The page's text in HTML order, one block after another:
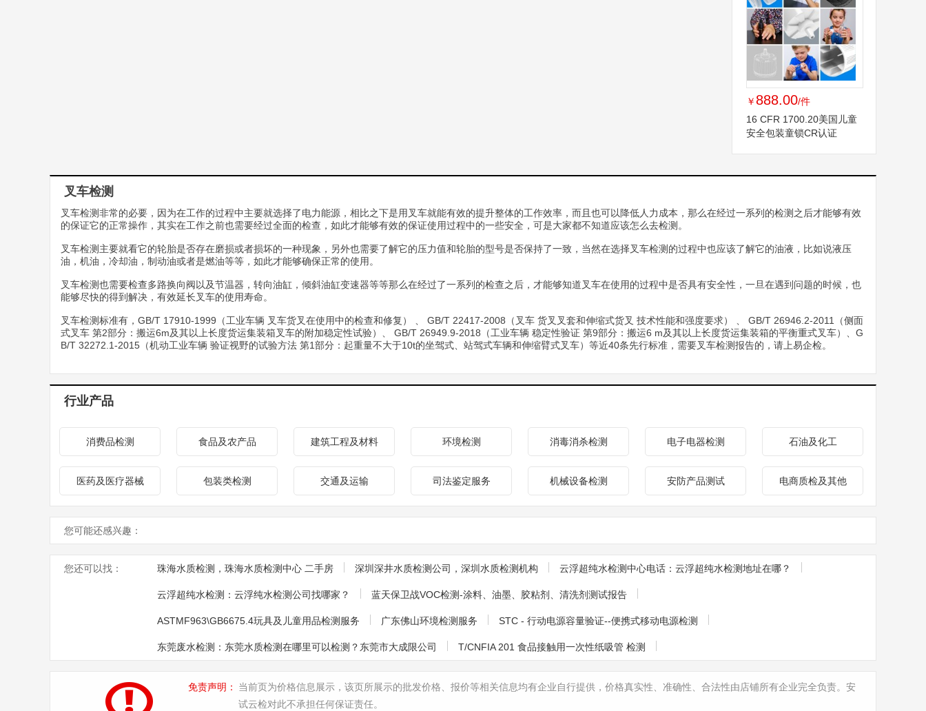
￥ 888.00/件
16 CFR 1700.20美国儿童
安全包装童锁CR认证
叉车检测
叉车检测非常的必要，因为在工作的过程中主要就选择了电力能源，相比之下是用叉车就能有效的提升整体的工作效率，而且也可以降低人力成本，那么在经过一系列的检测之后才能够有效
的保证它的正常操作，其实在工作之前也需要经过全面的检查，如此才能够有效的保证使用过程中的一些安全，可是大家都不知道应该怎么去检测。
叉车检测主要就看它的轮胎是否存在磨损或者损坏的一种现象，另外也需要了解它的压力值和轮胎的型号是否保持了一致，当然在选择叉车检测的过程中也应该了解它的油液，比如说液压
油，机油，冷却油，制动油或者是燃油等等，如此才能够确保正常的使用。
叉车检测也需要检查多路换向阀以及节温器，转向油缸，倾斜油缸变速器等等那么在经过了一系列的检查之后，才能够知道叉车在使用的过程中是否具有安全性，一旦在遇到问题的时候，也
能够尽快的得到解决，有效延长叉车的使用寿命。
叉车检测标准有，GB/T 17910-1999（工业车辆 叉车货叉在使用中的检查和修复） 、 GB/T 22417-2008（叉车 货叉叉套和伸缩式货叉 技术性能和强度要求） 、 GB/T 26946.2-2011（侧面
式叉车 第2部分：搬运6m及其以上长度货运集装箱叉车的附加稳定性试验）、 GB/T 26949.9-2018（工业车辆 稳定性验证 第9部分：搬运6 m及其以上长度货运集装箱的平衡重式叉车）、G
B/T 32272.1-2015（机动工业车辆 验证视野的试验方法 第1部分：起重量不大于10t的坐驾式、站驾式车辆和伸缩臂式叉车）等近40条先行标准，需要叉车检测报告的，请上易企检。
行业产品
消费品检测 食品及农产品 建筑工程及材料 环境检测 消毒消杀检测 电子电器检测 石油及化工
医药及医疗器械 包装类检测 交通及运输 司法鉴定服务 机械设备检测 安防产品测试 电商质检及其他
您可能还感兴趣：
您还可以找： 珠海水质检测，珠海水质检测中心 二手房 深圳深井水质检测公司，深圳水质检测机构 云浮超纯水检测中心电话：云浮超纯水检测地址在哪？
云浮超纯水检测：云浮纯水检测公司找哪家？ 蓝天保卫战VOC检测-涂料、油墨、胶粘剂、清洗剂测试报告
ASTMF963\GB6675.4玩具及儿童用品检测服务 广东佛山环境检测服务 STC - 行动电源容量验证--便携式移动电源检测
东莞废水检测：东莞水质检测在哪里可以检测？东莞市大成限公司 T/CNFIA 201 食品接触用一次性纸吸管 检测
免责声明：
当前页为价格信息展示，该页所展示的批发价格、报价等相关信息均有企业自行提供，价格真实性、准确性、合法性由店铺所有企业完全负责。安
试云检对此不承担任何保证责任。